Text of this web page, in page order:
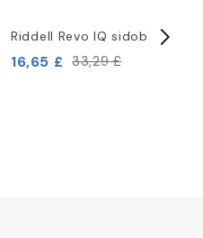
Riddell Revo IQ sidoblåsa
16,65 £ 33,29 £